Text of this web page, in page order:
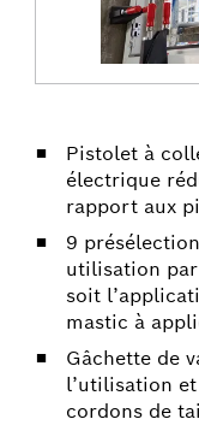
Pistolet à
électrique
rapport aux
9
utilisation
soit
mastic à
Gâchette de
l’utilisation
cordons de